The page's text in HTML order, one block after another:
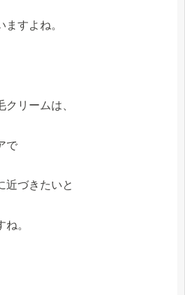
すよね。
リームは、
で
近づきたいと
。